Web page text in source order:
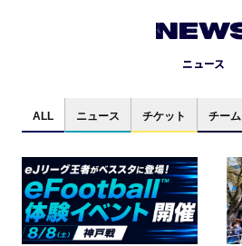
ニュース
ALL ニュース チケット チーム